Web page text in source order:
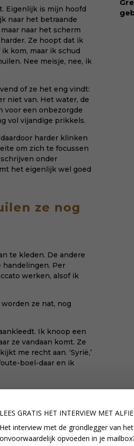
Eigenlijk is mijn hoofd
naar het betraande
naar het scherm
Ze hoopt dat ik
kom, maar ik schud
Nee meisje, nee, ik
of ze het eng vindt:
niet van. Het water, de
voor een onbezorgde
vol vijandige prikkels.
harder klinken
om zich te focussen
onder
het eigenlijk wel goed
ze nog
te kleden. De andere
handelingen. Per
werken, alsof ik
ze nat, nog
Ik knoop een
ze vandaan komt. Ze
me recht aan. ‘Syrië,’
boel-daar en ik
LEES GRATIS HET INTERVIEW MET
Het interview met de grondlegger van het
onvoorwaardelijk opvoeden in je